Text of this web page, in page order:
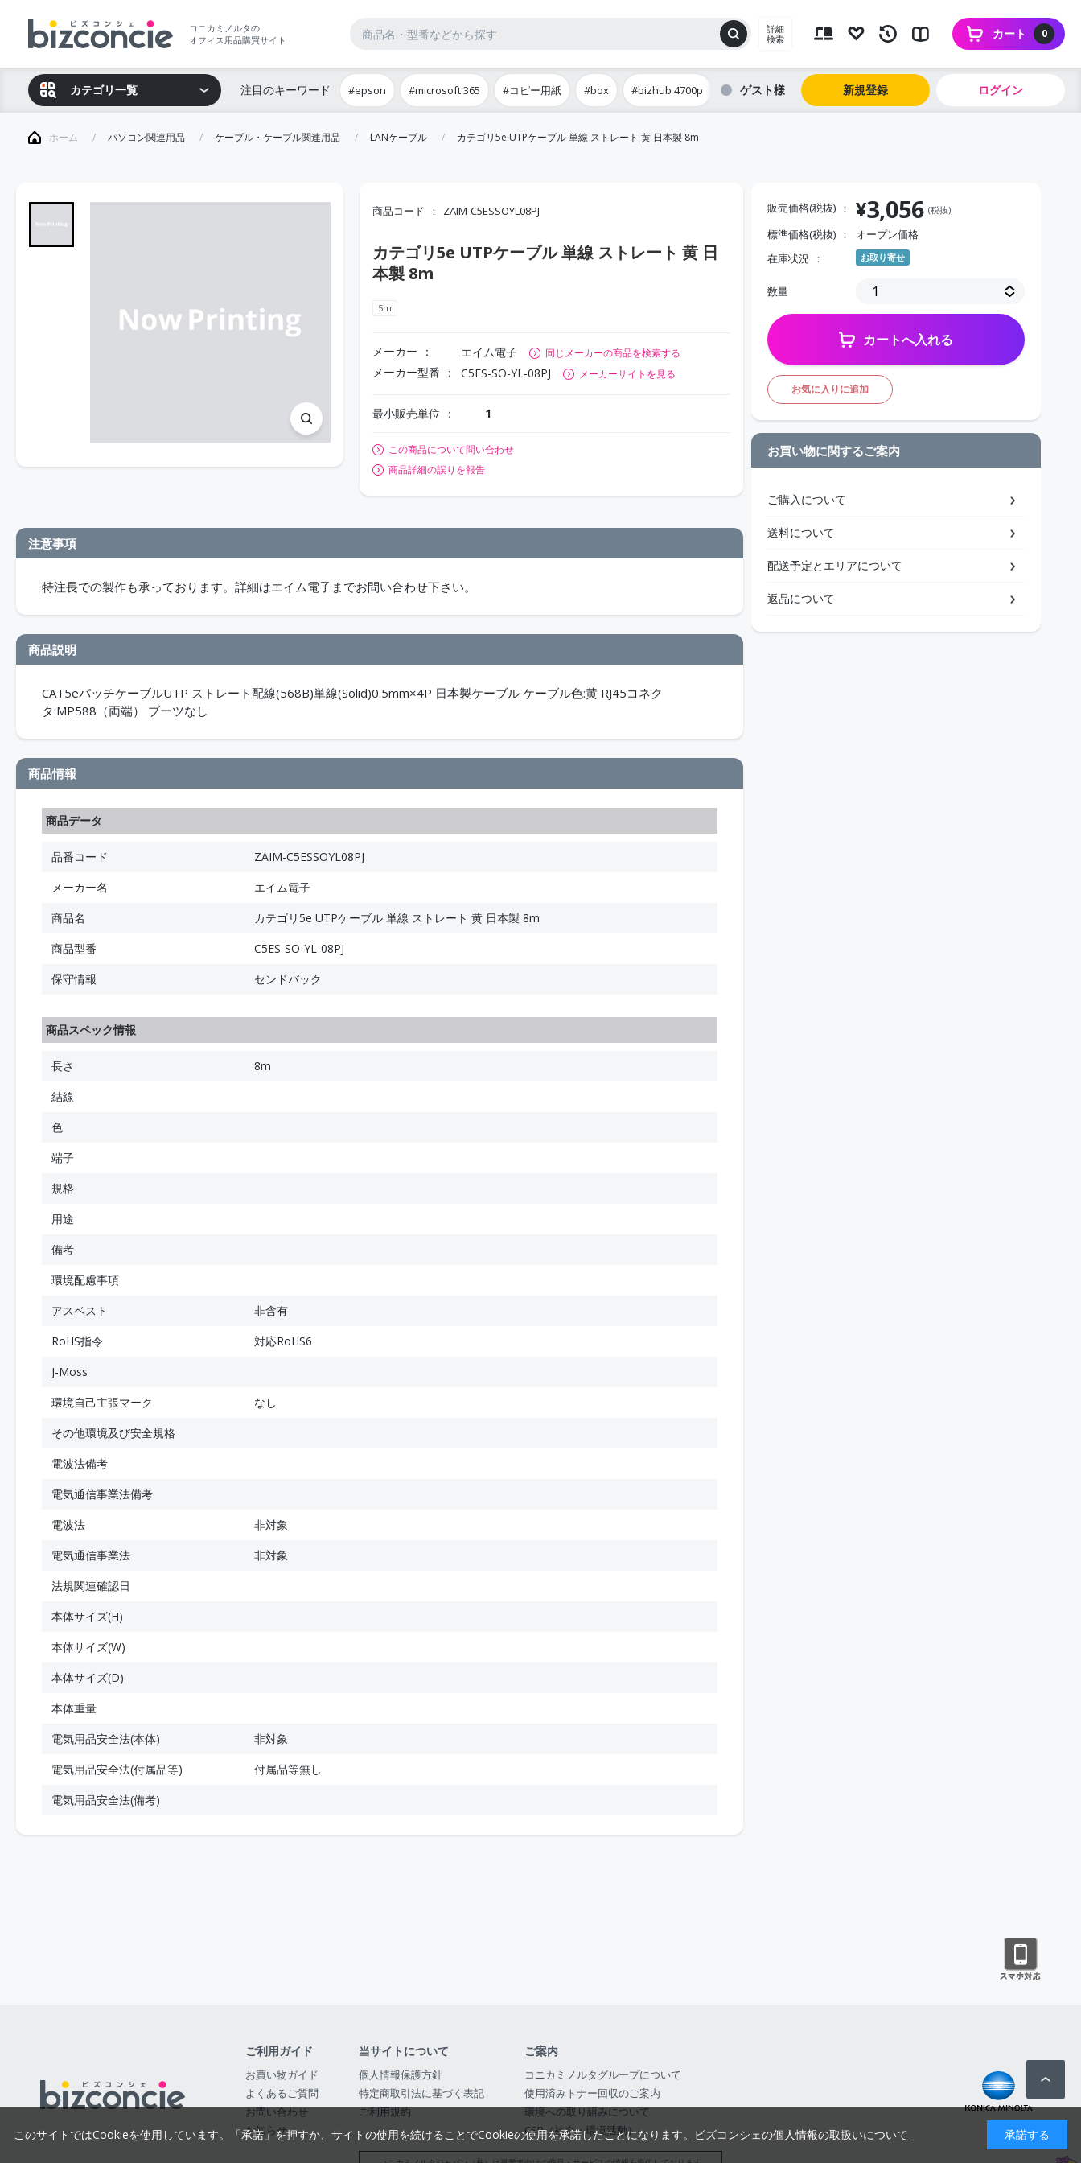
コニカミノルタの
オフィス用品購買サイト
詳細
検索
0
カート
カテゴリ一覧 注目のキーワード #epson #microsoft 365 #コピー用紙 #box #bizhub 4700p ゲスト 新規登録 ログイン
ホーム パソコン関連用品 ケーブル・ケーブル関連用品 LANケーブル カテゴリ5e UTPケーブル 単線 ストレート 黄 日本製 8m
商品コード ZAIM-C5ESSOYL08PJ
カテゴリ5e UTPケーブル 単線 ストレート 黄 日
本製 8m
5m
メーカー エイム電子 同じメーカーの商品を検索する
メーカー型番 C5ES-SO-YL-08PJ メーカーサイトを見る
最小販売単位 1
この商品について問い合わせ
商品詳細の誤りを報告
注意事項
特注長での製作も承っております。詳細はエイム電子までお問い合わせ下さい。
商品説明
CAT5eパッチケーブルUTP ストレート配線(568B)単線(Solid)0.5mm×4P 日本製ケーブル ケーブル色:黄 RJ45コネク
タ:MP588（両端） ブーツなし
商品情報
商品データ
品番コード
ZAIM-C5ESSOYL08PJ
メーカー名
エイム電子
商品名
カテゴリ5e UTPケーブル 単線 ストレート 黄 日本製 8m
商品型番
C5ES-SO-YL-08PJ
保守情報
センドバック
商品スペック情報
長さ
8m
結線
色
端子
規格
用途
備考
環境配慮事項
アスベスト
非含有
RoHS指令
対応RoHS6
J-Moss
環境自己主張マーク
なし
その他環境及び安全規格
電波法備考
電気通信事業法備考
電波法
非対象
電気通信事業法
非対象
法規関連確認日
本体サイズ(H)
本体サイズ(W)
本体サイズ(D)
本体重量
電気用品安全法(本体)
非対象
電気用品安全法(付属品等)
付属品等無し
電気用品安全法(備考)
販売価格(税抜) ¥3,056 (税抜)
標準価格(税抜)
オープン価格
在庫状況
お取り寄せ
数量
カートへ入れる
お気に入りに追加
お買い物に関するご案内
ご購入について
送料について
配送予定とエリアについて
返品について
ご利用ガイド
お買い物ガイド
よくあるご質問
お問い合わせ
お知らせ
当サイトについて
個人情報保護方針
特定商取引法に基づく表記
ご利用規約
ご案内
コニカミノルタグループについて
使用済みトナー回収のご案内
環境への取り組みについて
CSR（社会・環境活動）
このサイトではCookieを使用しています。「承諾」を押すか、サイトの使用を続けることでCookieの使用を承諾したことになります。 ビズコンシェの個人情報の取扱いについて 承諾する